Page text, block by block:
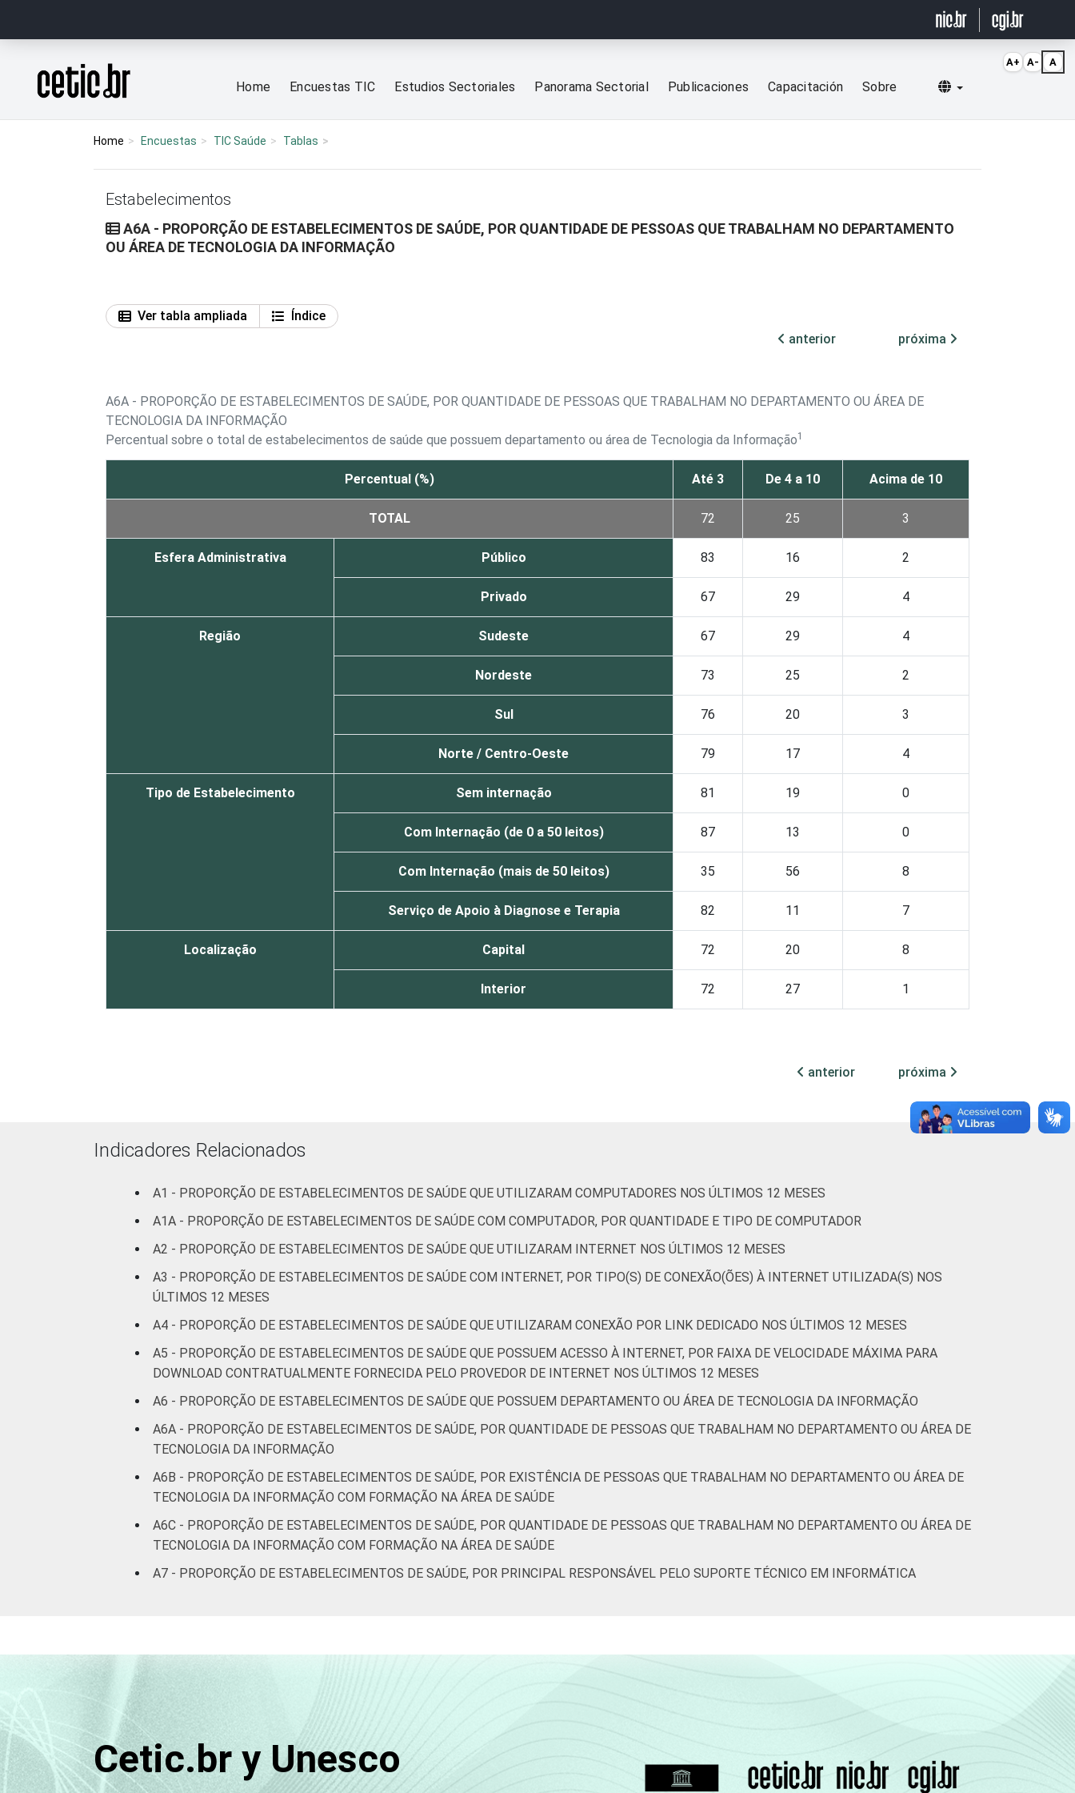
Página inicial
Home Encuestas TIC Estudios Sectoriales Panorama Sectorial Publicaciones Capacitación Sobre Selecionar idioma
Home Encuestas TIC Saúde Tablas
Estabelecimentos
A6A - PROPORÇÃO DE ESTABELECIMENTOS DE SAÚDE, POR QUANTIDADE DE PESSOAS QUE TRABALHAM NO DEPARTAMENTO
OU ÁREA DE TECNOLOGIA DA INFORMAÇÃO
Ver tabla ampliada
Índice
anterior
próxima
A6A - PROPORÇÃO DE ESTABELECIMENTOS DE SAÚDE, POR QUANTIDADE DE PESSOAS QUE TRABALHAM NO DEPARTAMENTO OU ÁREA DE
TECNOLOGIA DA INFORMAÇÃO
Percentual sobre o total de estabelecimentos de saúde que possuem departamento ou área de Tecnologia da Informação1
Percentual (%) Até 3 De 4 a 10 Acima de 10
TOTAL 72 25 3
Esfera Administrativa Público 83 16 2
Privado 67 29 4
Região Sudeste 67 29 4
Nordeste 73 25 2
Sul 76 20 3
Norte / Centro-Oeste 79 17 4
Tipo de Estabelecimento Sem internação 81 19 0
Com Internação (de 0 a 50 leitos) 87 13 0
Com Internação (mais de 50 leitos) 35 56 8
Serviço de Apoio à Diagnose e Terapia 82 11 7
Localização Capital 72 20 8
Interior 72 27 1
Base: 665 estabelecimentos de saúde que declararam possuir departamento ou área de Tencologia da Informação. Estimativa: 15.085
anterior próxima
Indicadores Relacionados
A1 - PROPORÇÃO DE ESTABELECIMENTOS DE SAÚDE QUE UTILIZARAM COMPUTADORES NOS ÚLTIMOS 12 MESES
A1A - PROPORÇÃO DE ESTABELECIMENTOS DE SAÚDE COM COMPUTADOR, POR QUANTIDADE E TIPO DE COMPUTADOR
A2 - PROPORÇÃO DE ESTABELECIMENTOS DE SAÚDE QUE UTILIZARAM INTERNET NOS ÚLTIMOS 12 MESES
A3 - PROPORÇÃO DE ESTABELECIMENTOS DE SAÚDE COM INTERNET, POR TIPO(S) DE CONEXÃO(ÕES) À INTERNET UTILIZADA(S) NOS
ÚLTIMOS 12 MESES
A4 - PROPORÇÃO DE ESTABELECIMENTOS DE SAÚDE QUE UTILIZARAM CONEXÃO POR LINK DEDICADO NOS ÚLTIMOS 12 MESES
A5 - PROPORÇÃO DE ESTABELECIMENTOS DE SAÚDE QUE POSSUEM ACESSO À INTERNET, POR FAIXA DE VELOCIDADE MÁXIMA PARA
DOWNLOAD CONTRATUALMENTE FORNECIDA PELO PROVEDOR DE INTERNET NOS ÚLTIMOS 12 MESES
A6 - PROPORÇÃO DE ESTABELECIMENTOS DE SAÚDE QUE POSSUEM DEPARTAMENTO OU ÁREA DE TECNOLOGIA DA INFORMAÇÃO
A6A - PROPORÇÃO DE ESTABELECIMENTOS DE SAÚDE, POR QUANTIDADE DE PESSOAS QUE TRABALHAM NO DEPARTAMENTO OU ÁREA DE
TECNOLOGIA DA INFORMAÇÃO
A6B - PROPORÇÃO DE ESTABELECIMENTOS DE SAÚDE, POR EXISTÊNCIA DE PESSOAS QUE TRABALHAM NO DEPARTAMENTO OU ÁREA DE
TECNOLOGIA DA INFORMAÇÃO COM FORMAÇÃO NA ÁREA DE SAÚDE
A6C - PROPORÇÃO DE ESTABELECIMENTOS DE SAÚDE, POR QUANTIDADE DE PESSOAS QUE TRABALHAM NO DEPARTAMENTO OU ÁREA DE
TECNOLOGIA DA INFORMAÇÃO COM FORMAÇÃO NA ÁREA DE SAÚDE
A7 - PROPORÇÃO DE ESTABELECIMENTOS DE SAÚDE, POR PRINCIPAL RESPONSÁVEL PELO SUPORTE TÉCNICO EM INFORMÁTICA
Cetic.br y Unesco
A+ A- A